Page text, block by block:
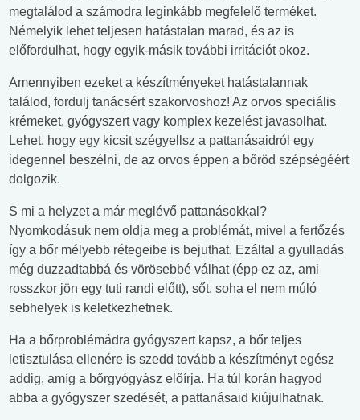
megtalálod a számodra leginkább megfelelő terméket.
Némelyik lehet teljesen hatástalan marad, és az is
előfordulhat, hogy egyik-másik további irritációt okoz.
Amennyiben ezeket a készítményeket hatástalannak
találod, fordulj tanácsért szakorvoshoz! Az orvos speciális
krémeket, gyógyszert vagy komplex kezelést javasolhat.
Lehet, hogy egy kicsit szégyellsz a pattanásaidról egy
idegennel beszélni, de az orvos éppen a bőröd szépségéért
dolgozik.
S mi a helyzet a már meglévő pattanásokkal?
Nyomkodásuk nem oldja meg a problémát, mivel a fertőzés
így a bőr mélyebb rétegeibe is bejuthat. Ezáltal a gyulladás
még duzzadtabbá és vörösebbé válhat (épp ez az, ami
rosszkor jön egy tuti randi előtt), sőt, soha el nem múló
sebhelyek is keletkezhetnek.
Ha a bőrproblémádra gyógyszert kapsz, a bőr teljes
letisztulása ellenére is szedd tovább a készítményt egész
addig, amíg a bőrgyógyász előírja. Ha túl korán hagyod
abba a gyógyszer szedését, a pattanásaid kiújulhatnak.